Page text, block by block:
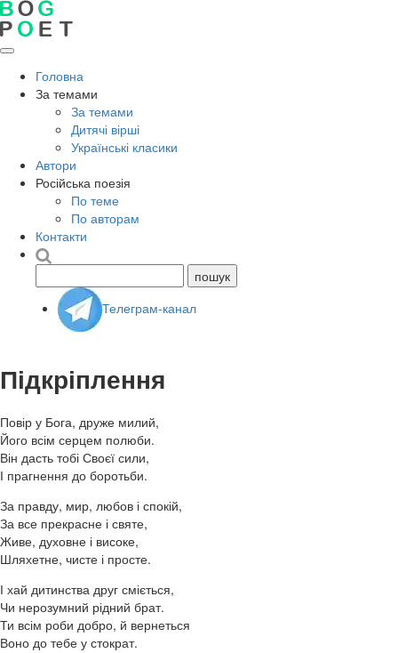
Головна
За темами
За темами
Дитячі вірші
Українські класики
Автори
Російська поезія
По теме
По авторам
Контакти
Телеграм-канал
Підкріплення
Повір у Бога, друже милий,
Його всім серцем полюби.
Він дасть тобі Своєї сили,
І прагнення до боротьби.
За правду, мир, любов і спокій,
За все прекрасне і святе,
Живе, духовне і високе,
Шляхетне, чисте і просте.
І хай дитинства друг сміється,
Чи нерозумний рідний брат.
Ти всім роби добро, й вернеться
Воно до тебе у стократ.